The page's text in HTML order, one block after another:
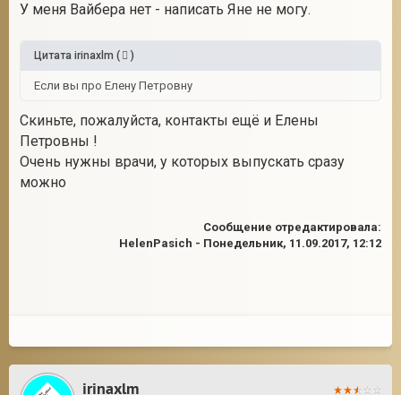
У меня Вайбера нет - написать Яне не могу.
Цитата irinaxlm ( )
Если вы про Елену Петровну
Скиньте, пожалуйста, контакты ещё и Елены
Петровны !
Очень нужны врачи, у которых выпускать сразу
можно
Сообщение отредактировала:
HelenPasich - Понедельник, 11.09.2017, 12:12
irinaxlm